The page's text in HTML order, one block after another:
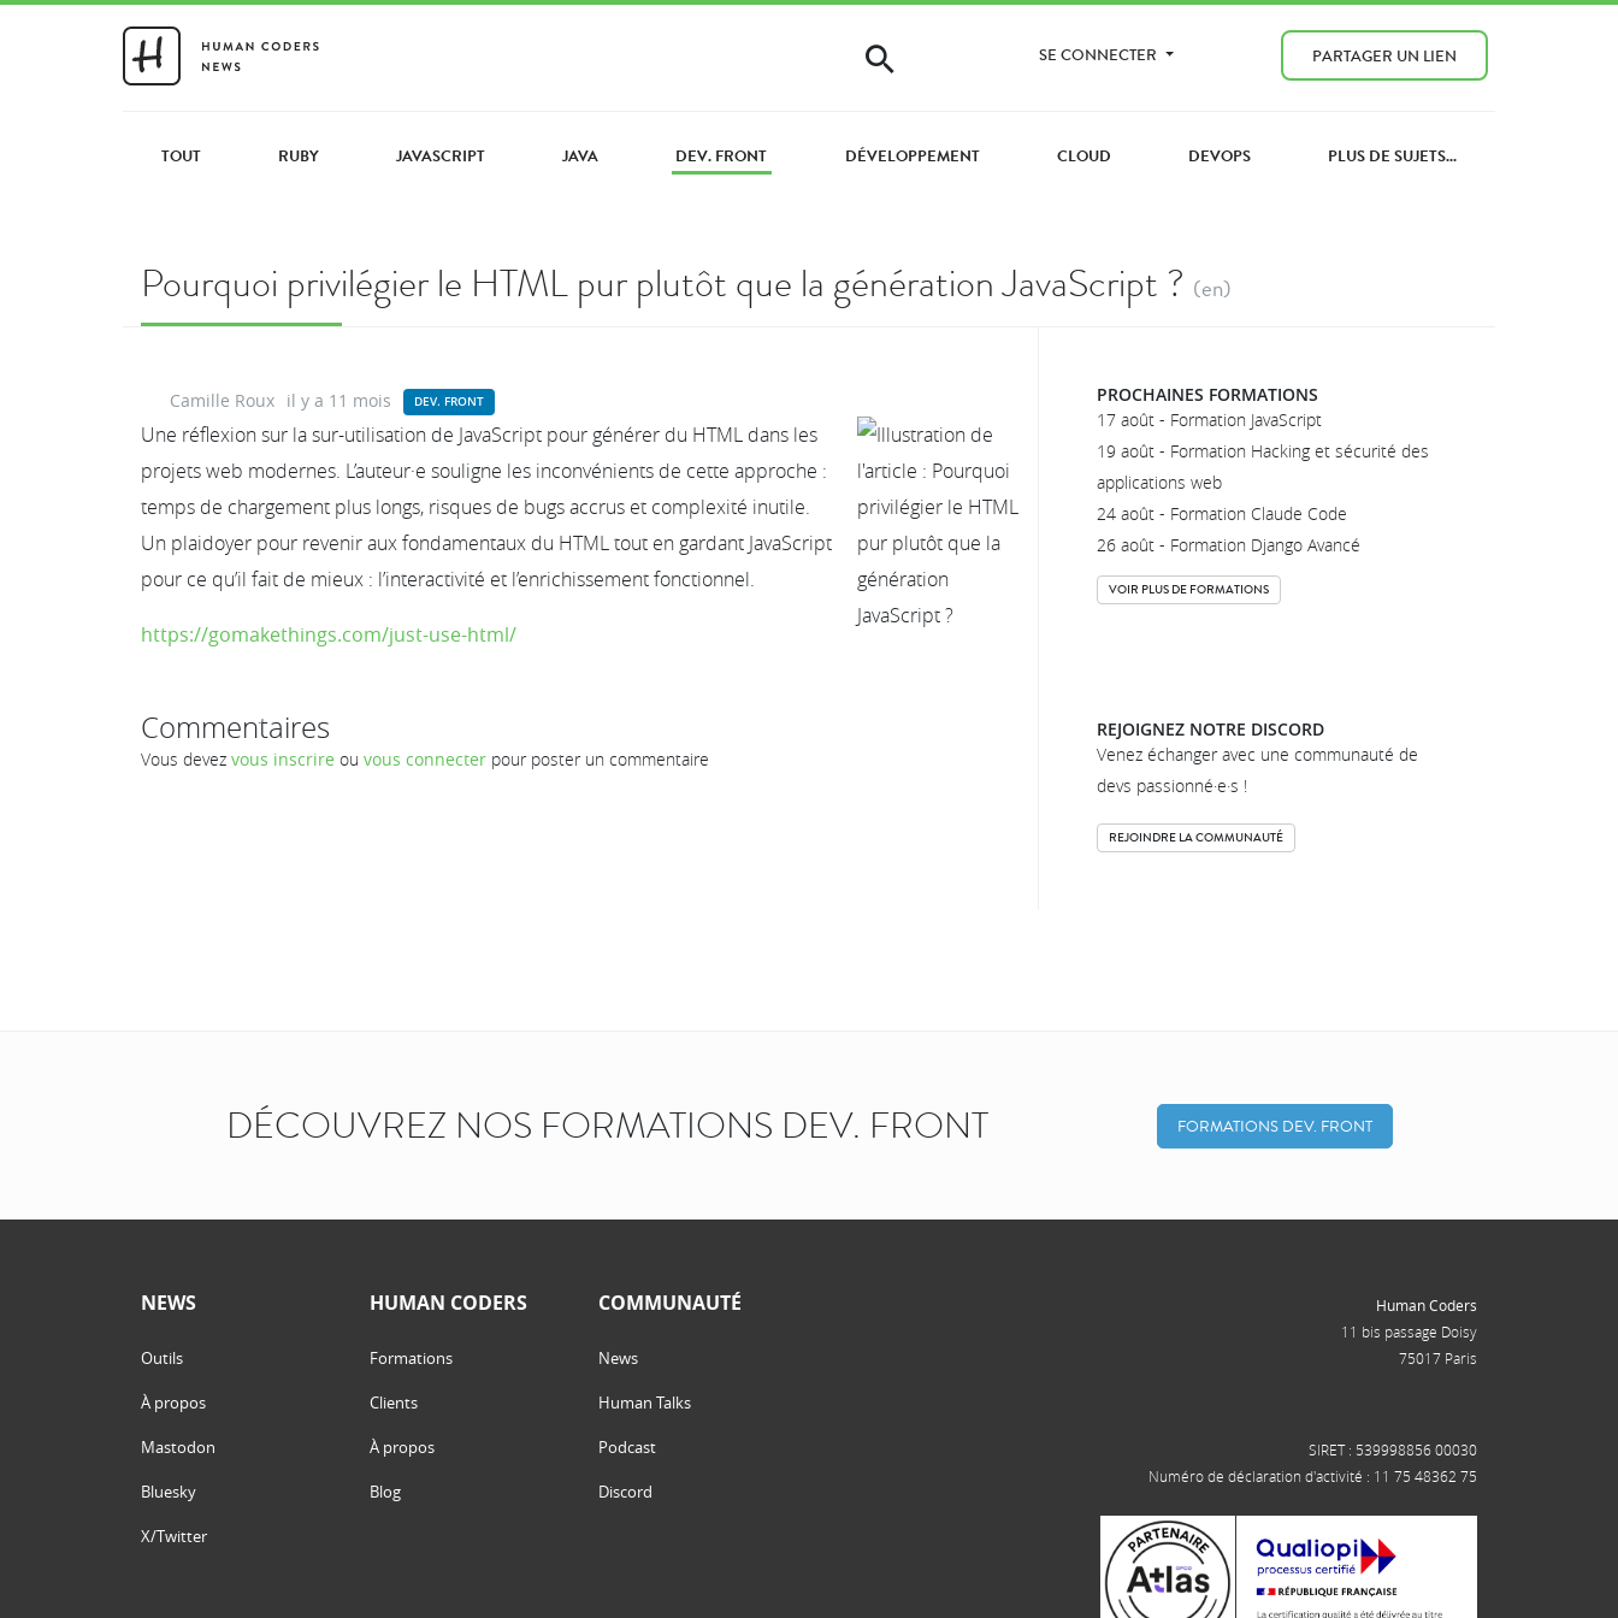
SE CONNECTER PARTAGER UN LIEN
TOUT RUBY JAVASCRIPT JAVA DEV. FRONT DÉVELOPPEMENT CLOUD DEVOPS PLUS DE SUJETS...
Pourquoi privilégier le HTML pur plutôt que la génération JavaScript ? (en)
Camille Roux il y a 11 mois DEV. FRONT
Une réflexion sur la sur-utilisation de JavaScript pour générer du HTML dans les
projets web modernes. L’auteur·e souligne les inconvénients de cette approche :
temps de chargement plus longs, risques de bugs accrus et complexité inutile.
Un plaidoyer pour revenir aux fondamentaux du HTML tout en gardant JavaScript
pour ce qu’il fait de mieux : l’interactivité et l’enrichissement fonctionnel.
https://gomakethings.com/just-use-html/
Commentaires
Vous devez vous inscrire ou vous connecter pour poster un commentaire
PROCHAINES FORMATIONS
17 août - Formation JavaScript
19 août - Formation Hacking et sécurité des
applications web
24 août - Formation Claude Code
26 août - Formation Django Avancé
VOIR PLUS DE FORMATIONS
REJOIGNEZ NOTRE DISCORD
Venez échanger avec une communauté de
devs passionné·e·s !
REJOINDRE LA COMMUNAUTÉ
DÉCOUVREZ NOS FORMATIONS DEV. FRONT FORMATIONS DEV. FRONT
NEWS
Outils
À propos
Mastodon
Bluesky
X/Twitter
HUMAN CODERS
Formations
Clients
À propos
Blog
COMMUNAUTÉ
News
Human Talks
Podcast
Discord
Human Coders
11 bis passage Doisy
75017 Paris
SIRET : 539998856 00030
Numéro de déclaration d'activité : 11 75 48362 75